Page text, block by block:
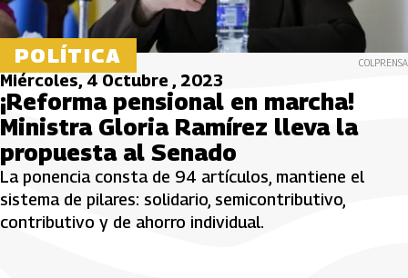
POLÍTICA COLPRENSA
Miércoles, 4 Octubre , 2023
¡Reforma pensional en marcha!
Ministra Gloria Ramírez lleva la
propuesta al Senado
La ponencia consta de 94 artículos, mantiene el
sistema de pilares: solidario, semicontributivo,
contributivo y de ahorro individual.